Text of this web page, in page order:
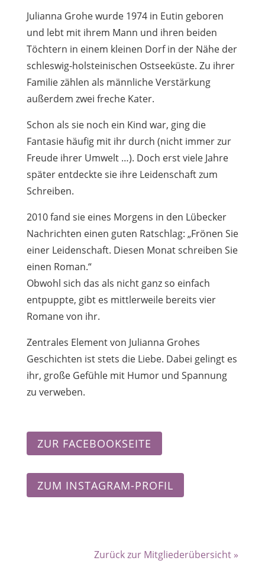
Julianna Grohe wurde 1974 in Eutin geboren
und lebt mit ihrem Mann und ihren beiden
Töchtern in einem kleinen Dorf in der Nähe der
schleswig-holsteinischen Ostseeküste. Zu ihrer
Familie zählen als männliche Verstärkung
außerdem zwei freche Kater.
Schon als sie noch ein Kind war, ging die
Fantasie häufig mit ihr durch (nicht immer zur
Freude ihrer Umwelt …). Doch erst viele Jahre
später entdeckte sie ihre Leidenschaft zum
Schreiben.
2010 fand sie eines Morgens in den Lübecker
Nachrichten einen guten Ratschlag: „Frönen Sie
einer Leidenschaft. Diesen Monat schreiben Sie
einen Roman.“
Obwohl sich das als nicht ganz so einfach
entpuppte, gibt es mittlerweile bereits vier
Romane von ihr.
Zentrales Element von Julianna Grohes
Geschichten ist stets die Liebe. Dabei gelingt es
ihr, große Gefühle mit Humor und Spannung
zu verweben.
ZUR FACEBOOKSEITE
ZUM INSTAGRAM-PROFIL
Zurück zur Mitgliederübersicht »